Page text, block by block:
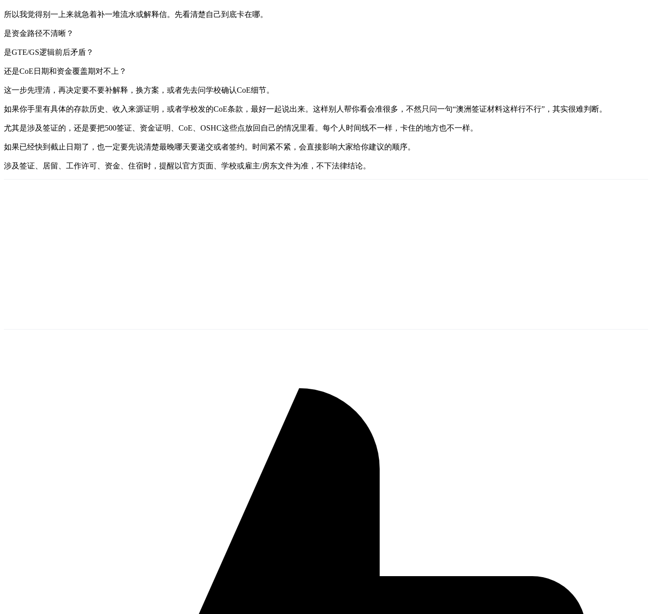
所以我觉得别一上来就急着补一堆流水或解释信。先看清楚自己到底卡在哪。
是资金路径不清晰？
是GTE/GS逻辑前后矛盾？
还是CoE日期和资金覆盖期对不上？
这一步先理清，再决定要不要补解释，换方案，或者先去问学校确认CoE细节。
如果你手里有具体的存款历史、收入来源证明，或者学校发的CoE条款，最好一起说出来。这样别人帮你看会准很多，不然只问一句“澳洲签证材料这样行不行”，其实很难判断。
尤其是涉及签证的，还是要把500签证、资金证明、CoE、OSHC这些点放回自己的情况里看。每个人时间线不一样，卡住的地方也不一样。
如果已经快到截止日期了，也一定要先说清楚最晚哪天要递交或者签约。时间紧不紧，会直接影响大家给你建议的顺序。
涉及签证、居留、工作许可、资金、住宿时，提醒以官方页面、学校或雇主/房东文件为准，不下法律结论。